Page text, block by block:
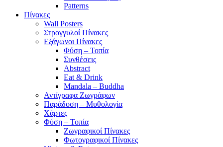
Patterns
Πίνακες
Wall Posters
Στρογγυλοί Πίνακες
Εξάγωνοι Πίνακες
Φύση – Τοπία
Συνθέσεις
Abstract
Eat & Drink
Mandala – Buddha
Αντίγραφα Ζωγράφων
Παράδοση – Μυθολογία
Χάρτες
Φύση – Τοπία
Ζωγραφικοί Πίνακες
Φωτογραφικοί Πίνακες